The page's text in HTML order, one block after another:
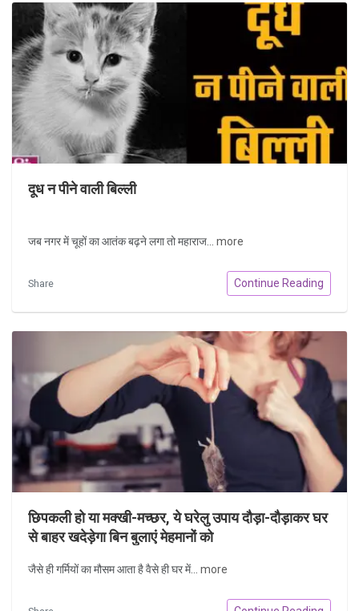
दूध न पीने वाली बिल्ली
जब नगर में चूहों का आतंक बढ़ने लगा तो महाराज... more
Share Continue Reading
छिपकली हो या मक्खी-मच्छर, ये घरेलु उपाय दौड़ा-दौड़ाकर घर
से बाहर खदेड़ेगा बिन बुलाएं मेहमानों को
जैसे ही गर्मियों का मौसम आता है वैसे ही घर में... more